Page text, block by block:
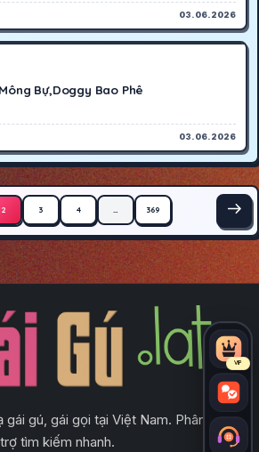
03.06.2026
Bự,Doggy Bao Phê
03.06.2026
2 3 4 … 369
gú, gái gọi tại Việt Nam. Phân loại
tìm kiếm nhanh.
VIP